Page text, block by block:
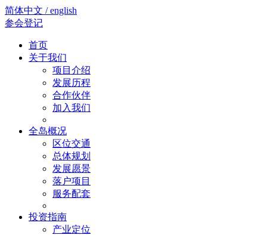
简体中文 / english
参会登记
首页
关于我们
项目介绍
发展历程
合作伙伴
加入我们
全岛概况
区位交通
总体规划
发展愿景
落户项目
服务配套
投资指南
产业定位